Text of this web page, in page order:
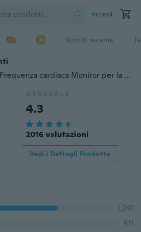
Accedi
Visti di recente
Sport Impermeabile Frequenza cardiaca Monitor per la pressione arteriosa Braccialetto intelligente Pedometro Passo contacalorie Inseguitore di fitness Cinturino intelligente Chiamata sedentaria SMS Promemoria Attività Smart Wristband
GENERALE
4.3
2016 valutazioni
Vedi i Dettagli Prodotto
1,241
411